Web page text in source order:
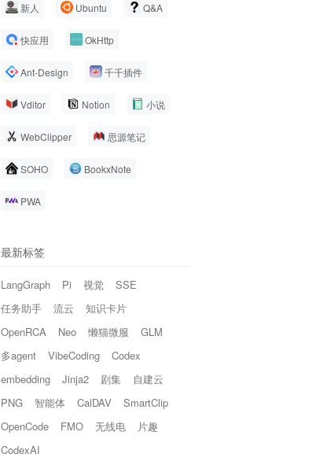
新人 Ubuntu Q&A
快应用 OkHttp
Ant-Design 千千插件
Vditor Notion 小说
WebClipper 思源笔记
SOHO BookxNote
PWA
最新标签
LangGraph Pi 视觉
SSE
任务助手
流云
知识卡片
OpenRCA
Neo 懒猫微服
GLM
多agent
VibeCoding
Codex
embedding
Jinja2 剧集
自建云
PNG
智能体 CalDAV
SmartClip
OpenCode
FMO 无线电
片趣
CodexAI